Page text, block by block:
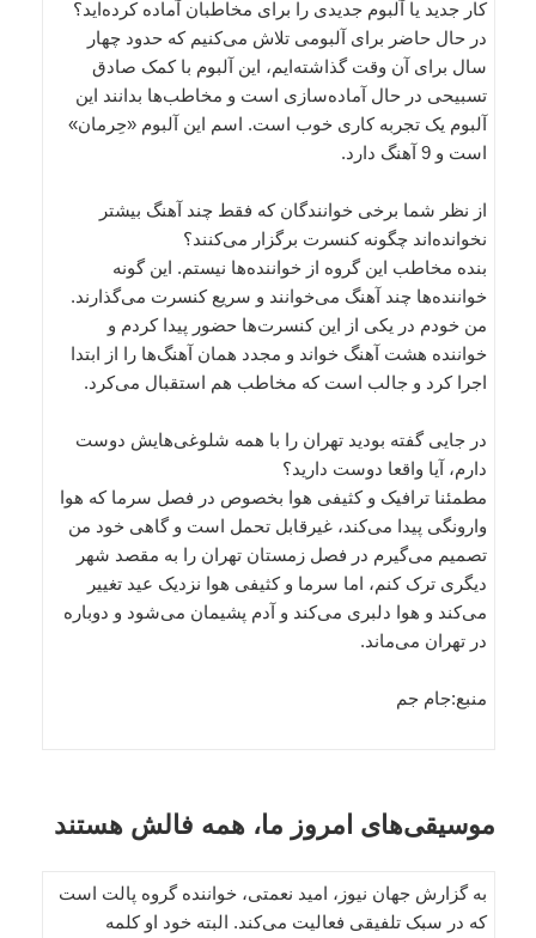
کار جدید یا آلبوم جدیدی را برای مخاطبان آماده کرده‌اید؟
در حال حاضر برای آلبومی تلاش می‌کنیم که حدود چهار
سال برای آن وقت گذاشته‌ایم، این آلبوم با کمک صادق
تسبیحی در حال آماده‌سازی است و مخاطب‌ها بدانند این
آلبوم یک تجربه کاری خوب است. اسم این آلبوم «حِرمان»
است و 9 آهنگ دارد.
از نظر شما برخی خوانندگان که فقط چند آهنگ بیشتر
نخوانده‌اند چگونه کنسرت برگزار می‌کنند؟
بنده مخاطب این گروه از خواننده‌ها نیستم. این گونه
خواننده‌ها چند آهنگ می‌خوانند و سریع کنسرت می‌گذارند.
من خودم در یکی از این کنسرت‌ها حضور پیدا کردم و
خواننده هشت آهنگ خواند و مجدد همان آهنگ‌ها را از ابتدا
اجرا کرد و جالب است که مخاطب هم استقبال می‌کرد.
در جایی گفته بودید تهران را با همه شلوغی‌هایش دوست
دارم، آیا واقعا دوست دارید؟
مطمئنا ترافیک و کثیفی هوا بخصوص در فصل سرما که هوا
وارونگی پیدا می‌کند، غیرقابل تحمل است و گاهی خود من
تصمیم می‌گیرم در فصل زمستان تهران را به مقصد شهر
دیگری ترک کنم، اما سرما و کثیفی هوا نزدیک عید تغییر
می‌کند و هوا دلبری می‌کند و آدم پشیمان می‌شود و دوباره
در تهران می‌ماند.
منبع:جام جم
موسیقی‌های امروز ما، همه فالش هستند
به گزارش جهان نیوز، امید نعمتی، خواننده گروه پالت است
که در سبک تلفیقی فعالیت می‌کند. البته خود او کلمه